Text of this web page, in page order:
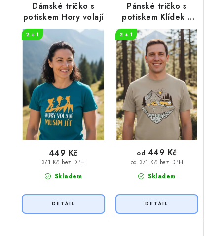
Dámské tričko s
potiskem Hory volají
2 + 1
Skladem
371 Kč bez DPH
449 Kč
Pánské tričko s
potiskem Klídek v
přírodě
2 + 1
Skladem
od 371 Kč bez DPH
od 449 Kč